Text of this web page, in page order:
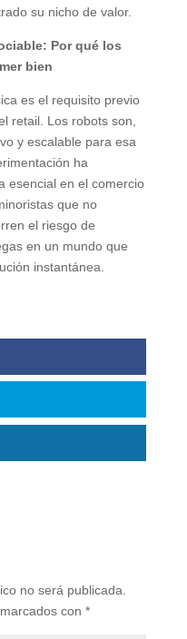
su nicho de valor.
Por qué los
bien
es el requisito previo
retail. Los robots son,
y escalable para esa
ha
esencial en el comercio
que no
el riesgo de
en un mundo que
instantánea.
no será publicada.
con *